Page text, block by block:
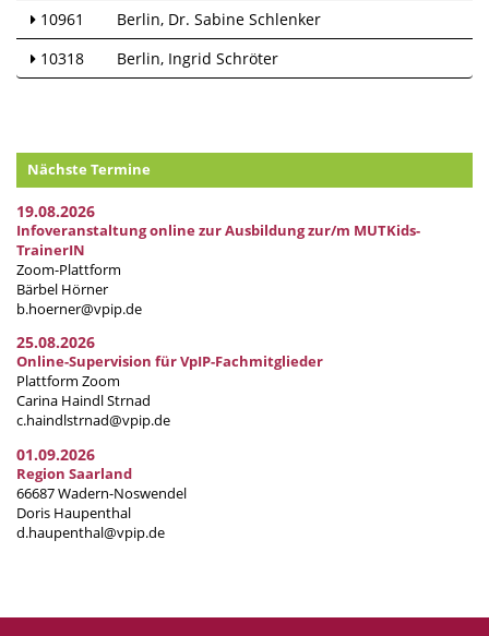
10961
Berlin Dr. Sabine Schlenker
10318
Berlin Ingrid Schröter
Nächste Termine
19.08.2026
Infoveranstaltung online zur Ausbildung zur/m MUTKids-
TrainerIN
Zoom-Plattform
Bärbel Hörner
b.hoerner@vpip.de
25.08.2026
Online-Supervision für VpIP-Fachmitglieder
Plattform Zoom
Carina Haindl Strnad
c.haindlstrnad@vpip.de
01.09.2026
Region Saarland
66687 Wadern-Noswendel
Doris Haupenthal
d.haupenthal@vpip.de